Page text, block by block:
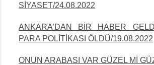
SİYASET/24.08.2022
ANKARA’DAN BİR HABER
PARA POLİTİKASI ÖLDÜ/19.08.2022
ONUN ARABASI VAR GÜZEL Mİ